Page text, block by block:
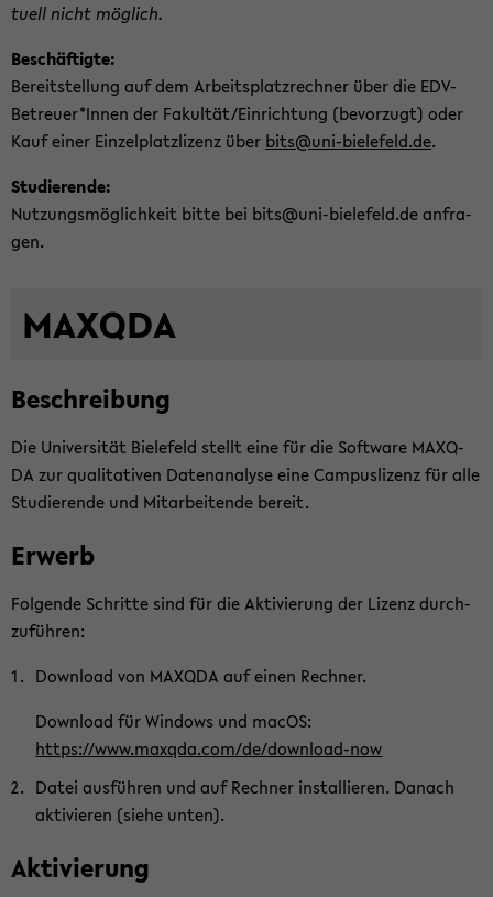
tu­ell nicht mög­lich.
Be­schäf­tig­te:
Be­reit­stel­lung auf dem Ar­beits­platz­rech­ner über die EDV-​
Betreuer*Innen der Fa­kul­tät/Ein­rich­tung (be­vor­zugt) oder
Kauf einer Ein­zel­platz­li­zenz über bits@uni-​bielefeld.de.
Stu­die­ren­de:
Nut­zungs­mög­lich­keit bitte bei bits@uni-​bielefeld.de an­fra­
gen.
MA­X­Q­DA
Be­schrei­bung
Die Uni­ver­si­tät Bie­le­feld stellt eine für die Soft­ware MA­X­Q­
DA zur qua­li­ta­ti­ven Da­ten­ana­ly­se eine Cam­pus­li­zenz für alle
Stu­die­ren­de und Mit­ar­bei­ten­de be­reit.
Er­werb
Fol­gen­de Schrit­te sind für die Ak­ti­vie­rung der Li­zenz durch­
zu­füh­ren:
Down­load von MA­X­Q­DA auf einen Rech­ner.
Down­load für Win­dows und macOS:
https://www.ma­x­q­da.com/de/download-​now
Datei aus­füh­ren und auf Rech­ner in­stal­lie­ren. Da­nach
ak­ti­vie­ren (siehe unten).
Ak­ti­vie­rung